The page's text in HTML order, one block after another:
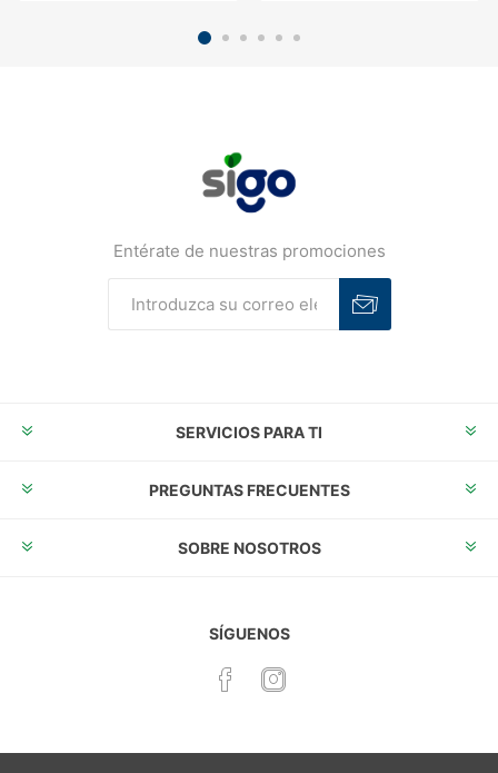
Entérate de nuestras promociones
SERVICIOS PARA TI
PREGUNTAS FRECUENTES
SOBRE NOSOTROS
SÍGUENOS